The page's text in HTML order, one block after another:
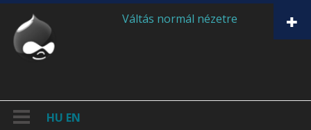
Ugrás a tartalomra
Váltás normál nézetre
HU EN